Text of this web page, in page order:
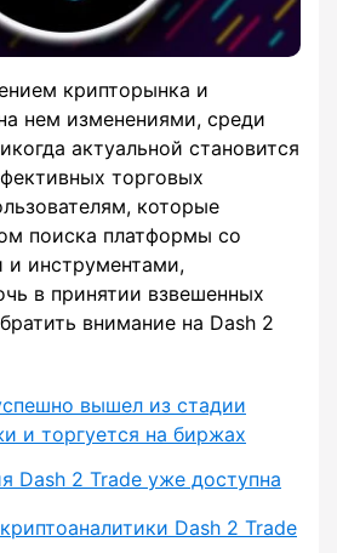
крипторынка и
нем изменениями, среди
актуальной становится
торговых
которые
поиска платформы со
инструментами,
в принятии взвешенных
внимание на Dash 2
вышел из стадии
и торгуется на биржах
Dash 2 Trade уже доступна
Dash 2 Trade